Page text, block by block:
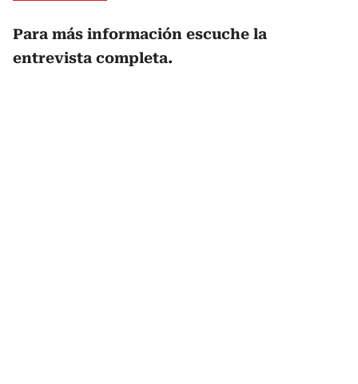
Para más información escuche la
entrevista completa.